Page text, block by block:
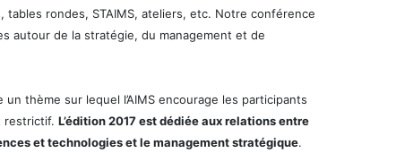
rondes, STAIMS, ateliers, etc. Notre conférence
autour de la stratégie, du management et de
thème sur lequel l’AIMS encourage les participants
restrictif. L’édition 2017 est dédiée aux relations entre
et technologies et le management stratégique.